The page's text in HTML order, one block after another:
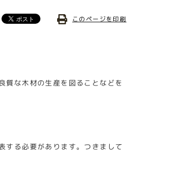
このページを印刷
な木材の生産を図ることなどを
する必要があります。つきまして